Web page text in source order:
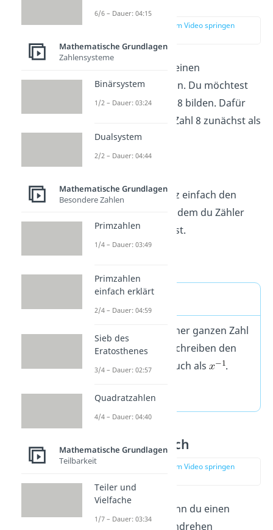
zur Stelle im Video springen
Sehen wir uns nun einen
schwierigeren Fall an. Du möchtest
den Kehrbruch von 8 bilden. Dafür
schreibst du deine Zahl 8 zunächst als
Bruch.
Jetzt kannst du ganz einfach den
Bruch umkehren, indem du Zähler
und Nenner tauschst.
Merke
Der Kehrbruch einer ganzen Zahl
ist . Experten schreiben den
Kehrwert von
auch als .
Negativer Bruch
zur Stelle im Video springen
Was machst du, wenn du einen
negativen Bruch umdrehen
6/6 – Dauer: 04:15
Mathematische Grundlagen
Zahlensysteme
Binärsystem
1/2 – Dauer: 03:24
Dualsystem
2/2 – Dauer: 04:44
Mathematische Grundlagen
Besondere Zahlen
Primzahlen
1/4 – Dauer: 03:49
Primzahlen
einfach erklärt
2/4 – Dauer: 04:59
Sieb des
Eratosthenes
3/4 – Dauer: 02:57
Quadratzahlen
4/4 – Dauer: 04:40
Mathematische Grundlagen
Teilbarkeit
Teiler und
Vielfache
1/7 – Dauer: 03:34